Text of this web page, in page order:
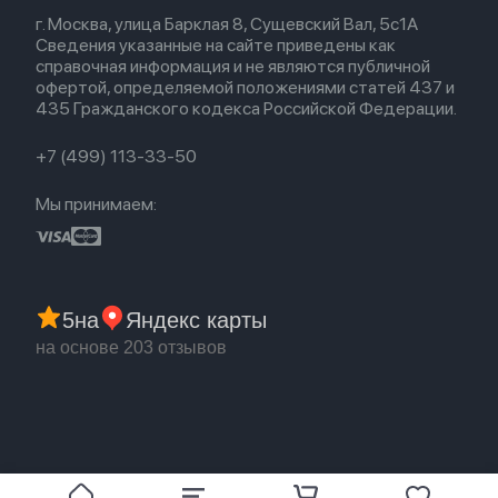
Airpods 2
Airpods (1-е)
Для Apple Watch
Политика конфиденциальности
Оплата и доставка
Партнерская программа
Гарантия
Обмен и возврат
Trade-in
Новые поступления
Популярное
Акции
г. Москва, улица Барклая 8, Сущевский Вал, 5с1А
Сведения указанные на сайте приведены как
справочная информация и не являются публичной
офертой, определяемой положениями статей 437 и
435 Гражданского кодекса Российской Федерации.
+7 (499) 113-33-50
Мы принимаем:
5на Яндекс карты
на основе 203 отзывов